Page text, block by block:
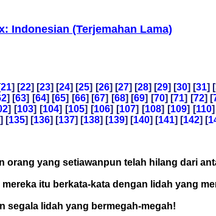
Indonesian (Terjemahan Lama)
21] [22] [23] [24] [25] [26] [27] [28] [29] [30] [31] [
] [63] [64] [65] [66] [67] [68] [69] [70] [71] [72] [
] [103] [104] [105] [106] [107] [108] [109] [110
] [135] [136] [137] [138] [139] [140] [141] [142] [
yang setiawanpun telah hilang dari
itu berkata-kata dengan lidah yang
segala lidah yang bermegah-megah!